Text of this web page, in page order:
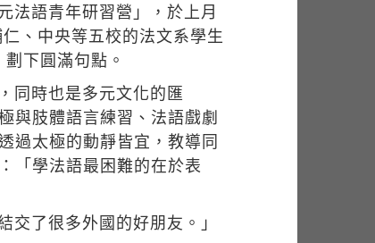
法語青年研習營」，於上月
、中央等五校的法文系學生
下圓滿句點。
同時也是多元文化的匯
與肢體語言練習、法語戲劇
過太極的動靜皆宜，教導同
「學法語最困難的在於表
了很多外國的好朋友。」